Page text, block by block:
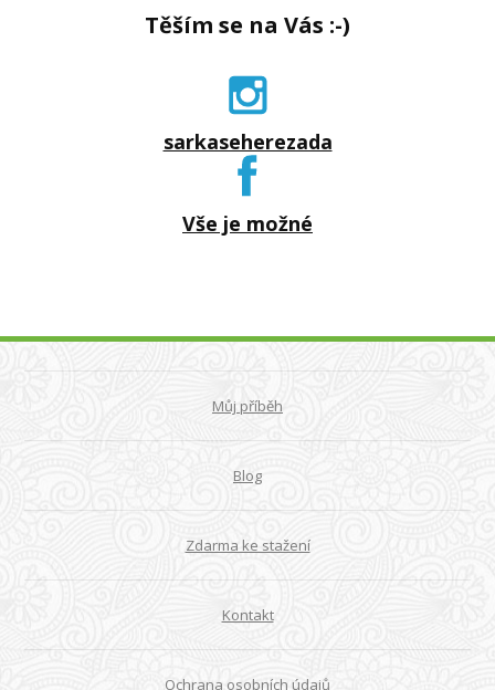
Těším se na Vás :-)
sarkaseherezada
Vše je možné
Můj příběh
Blog
Zdarma ke stažení
Kontakt
Ochrana osobních údajů